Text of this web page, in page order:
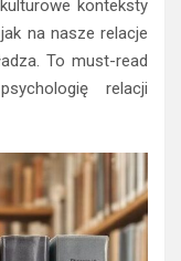
konteksty
na nasze relacje
To must-read
relacji